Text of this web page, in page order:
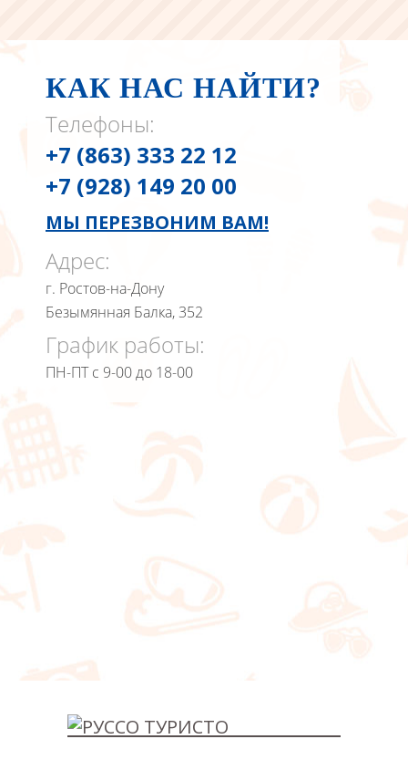
КАК НАС НАЙТИ?
Телефоны:
+7 (863) 333 22 12
+7 (928) 149 20 00
МЫ ПЕРЕЗВОНИМ ВАМ!
Адрес:
г. Ростов-на-Дону
Безымянная Балка, 352
График работы:
ПН-ПТ с 9-00 до 18-00